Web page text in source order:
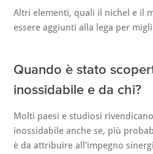
Altri elementi, quali il nichel e il
essere aggiunti alla lega per
Quando è stato
inossidabile e da chi?
Molti paesi e studiosi
inossidabile anche se, più
è da attribuire all'impegno